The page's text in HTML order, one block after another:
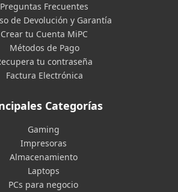
Preguntas Frecuentes
de Devolución y Garantía
Crear tu Cuenta MiPC
Métodos de Pago
tu contraseña
Factura Electrónica
Categorías
Gaming
Impresoras
Almacenamiento
Laptops
PCs para negocio